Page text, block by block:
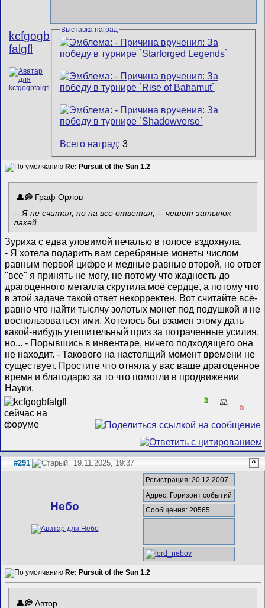
kcfgogb
falgfl
Выставка наград
Всего наград: 3
Re: Pursuit of the Sun 1.2
Граф Орлов
-- Я не считал, но на все ответил, -- чешет затылок
лакей.
Зуриха с едва уловимой печалью в голосе вздохнула.
- Я хотела подарить вам серебряные монеты числом
равным первой цифре и медные равные второй, но ответ
"все" я принять не могу, не потому что жадность до
драгоценного металла скрутила моё сердце, а потому что
в этой задаче такой ответ некорректен. Вот считайте всё-
равно что найти тысячу золотых монет под подушкой и не
воспользоваться ими. Хотелось бы взамен этому дать
какой-нибудь утешительный приз за потраченные усилия,
но... - Порывшись в инвентаре, ничего подходящего она
не находит. - Такового на настоящий момент времени не
существует. Простите что отняла у вас ваше драгоценное
время и благодарю за то что помогли в продвижении
Науки.
3 ⚖️
0
#291 19.11.2025, 19:37 ^
Небо
Регистрация: 20.12.2007
Адрес: Горизонт событий
Сообщения: 20565
Re: Pursuit of the Sun 1.2
Автор